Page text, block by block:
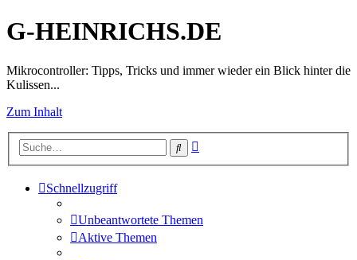
G-HEINRICHS.DE
Mikrocontroller: Tipps, Tricks und immer wieder ein Blick hinter die
Kulissen...
Zum Inhalt
Suche
Schnellzugriff
Unbeantwortete Themen
Aktive Themen